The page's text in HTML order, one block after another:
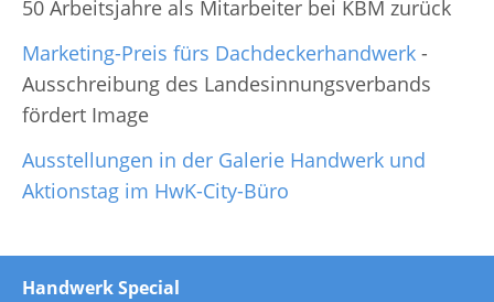
50 Arbeitsjahre als Mitarbeiter bei KBM zurück
Marketing-Preis fürs Dachdeckerhandwerk -
Ausschreibung des Landesinnungsverbands
fördert Image
Ausstellungen in der Galerie Handwerk und
Aktionstag im HwK-City-Büro
Handwerk Special